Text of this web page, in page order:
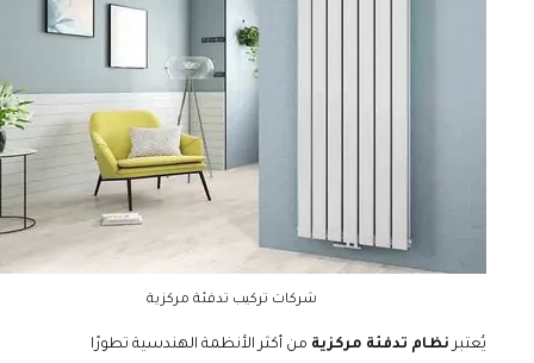
شركات تركيب تدفئة مركزية
يُعتبر نظام تدفئة مركزية من أكثر الأنظمة الهندسية تطورًا